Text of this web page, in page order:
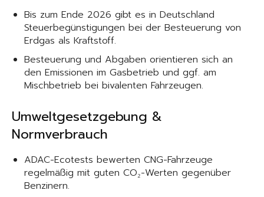
Bis zum Ende 2026 gibt es in Deutschland
Steuerbegünstigungen bei der Besteuerung von
Erdgas als Kraftstoff.
Besteuerung und Abgaben orientieren sich an
den Emissionen im Gasbetrieb und ggf. am
Mischbetrieb bei bivalenten Fahrzeugen.
Umweltgesetzgebung &
Normverbrauch
ADAC-Ecotests bewerten CNG-Fahrzeuge
regelmäßig mit guten CO₂-Werten gegenüber
Benzinern.